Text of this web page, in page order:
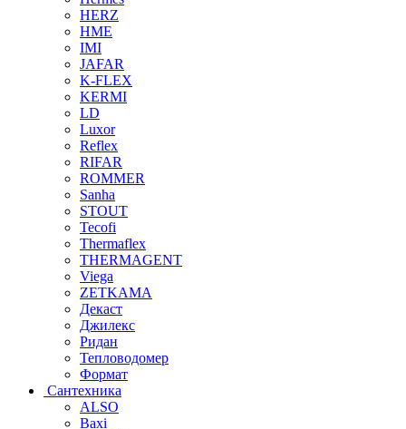
HERZ
HME
IMI
JAFAR
K-FLEX
KERMI
LD
Luxor
Reflex
RIFAR
ROMMER
Sanha
STOUT
Tecofi
Thermaflex
THERMAGENT
Viega
ZETKAMA
Декаст
Джилекс
Ридан
Тепловодомер
Формат
Сантехника
ALSO
Baxi